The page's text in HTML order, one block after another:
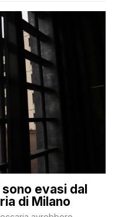
evasi dal
di Milano